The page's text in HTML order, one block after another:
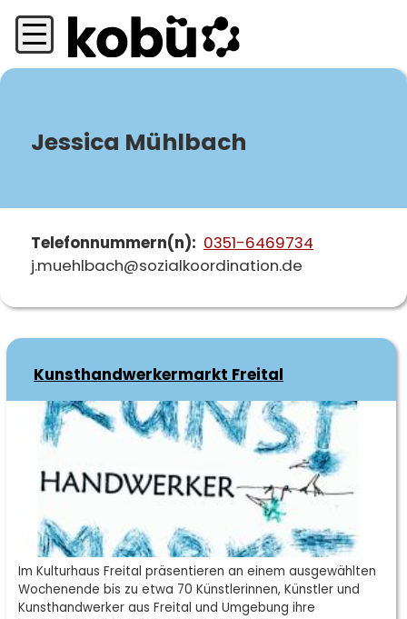
zum
Inhalt
Jessica Mühlbach
Telefonnummern(n)
0351-6469734
j.muehlbach@sozialkoordination.de
Kunsthandwerkermarkt Freital
Kurzbeschreibung
Im Kulturhaus Freital präsentieren an einem ausgewählten
Wochenende bis zu etwa 70 Künstlerinnen, Künstler und
Kunsthandwerker aus Freital und Umgebung ihre